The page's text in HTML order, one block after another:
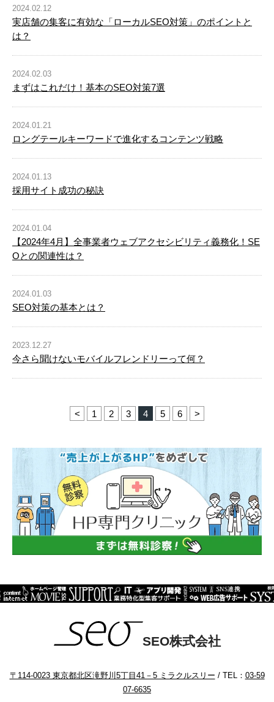
2024.02.12
実店舗の集客に有効な「ローカルSEO対策」のポイントと
は？
2024.02.03
まずはこれだけ！基本のSEO対策7選
2024.01.21
ロングテールキーワードで進化するコンテンツ戦略
2024.01.13
採用サイト成功の秘訣
2024.01.04
【2024年4月】全事業者ウェブアクセシビリティ義務化！SE
Oとの関連性は？
2024.01.03
SEO対策の基本とは？
2023.12.27
今さら聞けないモバイルフレンドリーって何？
< 1 2 3 4 5 6 >
SEO株式会社
〒114-0023 東京都北区滝野川5丁目41－5 ミラクルスリー / TEL： 03-59
07-6635